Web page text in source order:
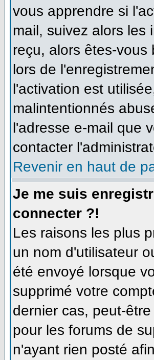
vous apprendre si
mail, suivez alors les
reçu, alors êtes-
lors de
l'activation est
malintentionnés
l'adresse e-mail que
contacter
Revenir en haut de
Je me suis
connecter ?!
Les raisons les plus
un nom d'utilisateur
été envoyé lorsque
supprimé votre
dernier cas, peut-
pour les forums de
n'ayant rien posté